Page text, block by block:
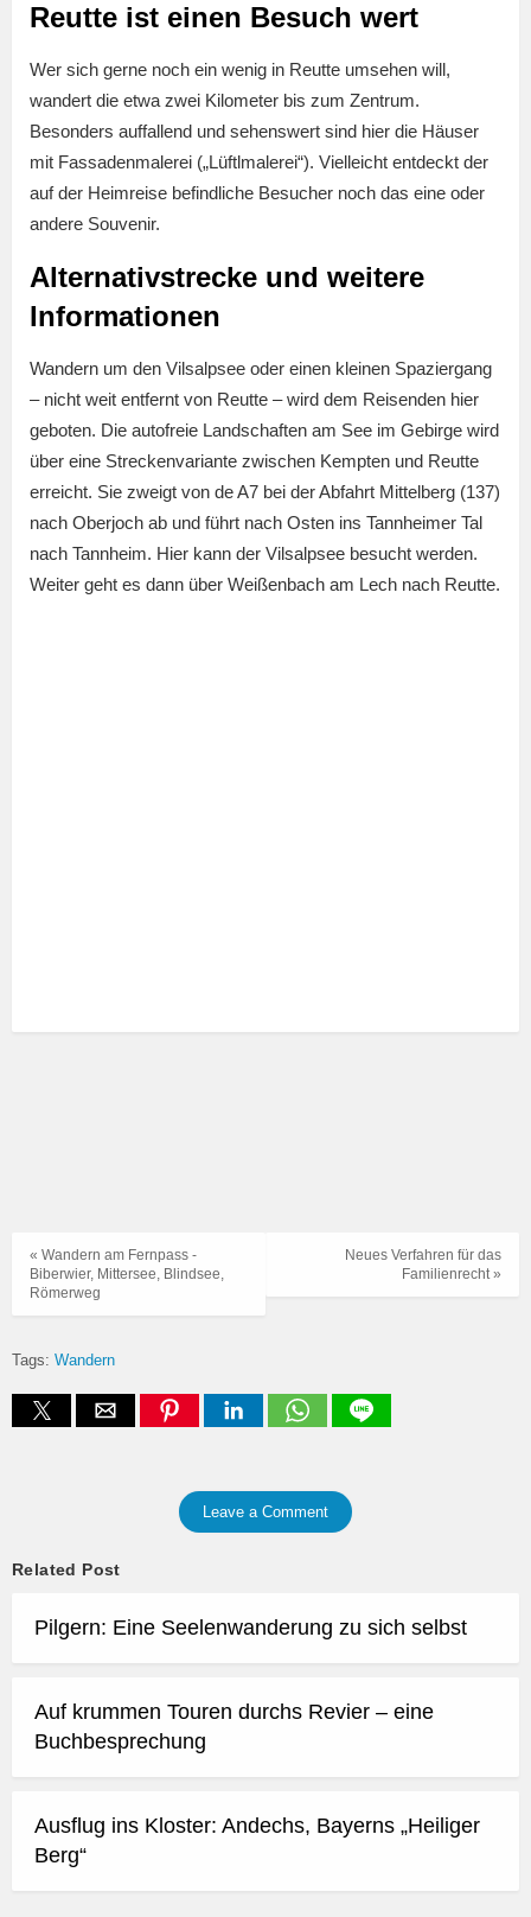
Reutte ist einen Besuch wert
Wer sich gerne noch ein wenig in Reutte umsehen will,
wandert die etwa zwei Kilometer bis zum Zentrum.
Besonders auffallend und sehenswert sind hier die Häuser
mit Fassadenmalerei („Lüftlmalerei“). Vielleicht entdeckt der
auf der Heimreise befindliche Besucher noch das eine oder
andere Souvenir.
Alternativstrecke und weitere
Informationen
Wandern um den Vilsalpsee oder einen kleinen Spaziergang
– nicht weit entfernt von Reutte – wird dem Reisenden hier
geboten. Die autofreie Landschaften am See im Gebirge wird
über eine Streckenvariante zwischen Kempten und Reutte
erreicht. Sie zweigt von de A7 bei der Abfahrt Mittelberg (137)
nach Oberjoch ab und führt nach Osten ins Tannheimer Tal
nach Tannheim. Hier kann der Vilsalpsee besucht werden.
Weiter geht es dann über Weißenbach am Lech nach Reutte.
Neues Verfahren für das
Familienrecht »
« Wandern am Fernpass -
Biberwier, Mittersee, Blindsee,
Römerweg
Tags: Wandern
Leave a Comment
Related Post
Pilgern: Eine Seelenwanderung zu sich selbst
Auf krummen Touren durchs Revier – eine
Buchbesprechung
Ausflug ins Kloster: Andechs, Bayerns „Heiliger
Berg“